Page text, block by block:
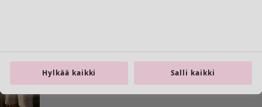
Koti
Hylkää kaikki Salli kaikki